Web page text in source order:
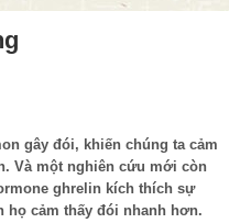
gây đói, khiến chúng ta cảm
Và một nghiên cứu mới còn
ghrelin kích thích sự
họ cảm thấy đói nhanh hơn.